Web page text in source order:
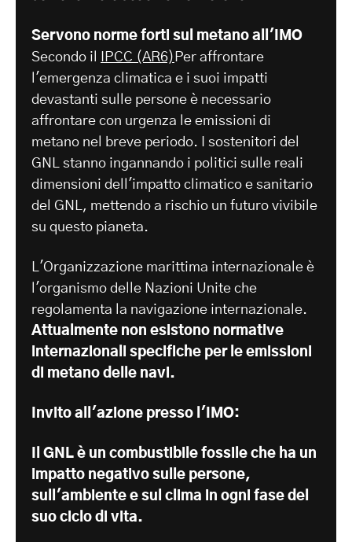
Servono norme forti sul metano all'IMO
Secondo il
IPCC (AR6) Per affrontare
l'emergenza climatica e i suoi impatti
devastanti sulle persone è necessario
affrontare con urgenza le emissioni di
metano nel breve periodo. I sostenitori del
GNL stanno ingannando i politici sulle reali
dimensioni dell'impatto climatico e sanitario
del GNL, mettendo a rischio un futuro vivibile
su questo pianeta.
L'Organizzazione marittima internazionale è
l'organismo delle Nazioni Unite che
regolamenta la navigazione internazionale.
Attualmente non esistono normative
internazionali specifiche per le emissioni
di metano delle navi.
Invito all'azione presso l'IMO:
Il GNL è un combustibile fossile che ha un
impatto negativo sulle persone,
sull'ambiente e sul clima in ogni fase del
suo ciclo di vita.